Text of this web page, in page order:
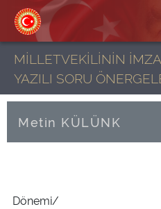
MİLLETVEKİLİNİN
YAZILI SORU
Metin KÜLÜNK
Dönemi/